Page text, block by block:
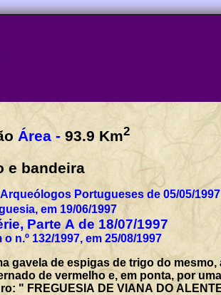
Área - 93.9 Km2
e bandeira
Portugueses de 05/05/1997
em 19/06/1997
Parte A de 18/07/1997
n.º 132/1997, em 25/08/1997
gavela de espigas de trigo do mesmo,
de vermelho e, em ponta, por
" FREGUESIA DE VIANA DO